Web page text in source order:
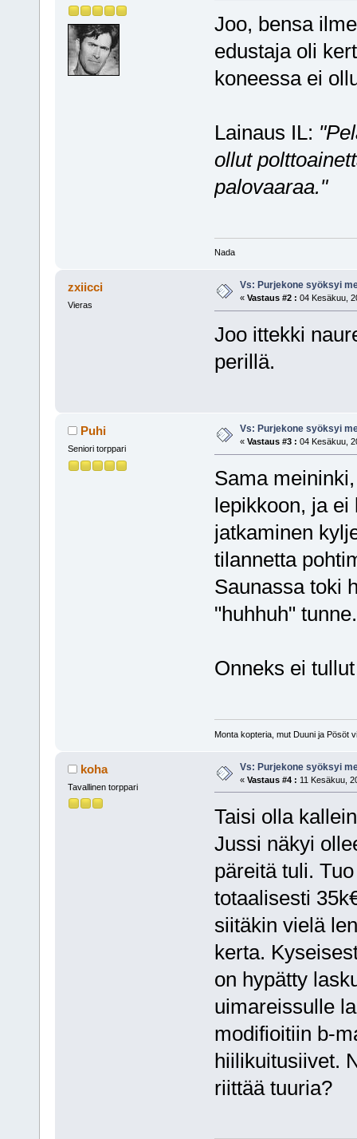
Joo, bensa
edustaja oli
koneessa ei
Lainaus IL:
ollut
palovaaraa."
Nada
zxiicci
Vieras
Vs: Purjekone syöksyi
« Vastaus #2 : 04 Kesäkuu,
Joo ittekki
perillä.
Puhi
Seniori torppari
Vs: Purjekone syöksyi
« Vastaus #3 : 04 Kesäkuu,
Sama
lepikkoon, ja ei
jatkaminen
tilannetta
Saunassa toki
"huhhuh" tunne.
Onneks ei
Monta kopteria, mut Duuni ja Pösöt
koha
Tavallinen torppari
Vs: Purjekone syöksyi
« Vastaus #4 : 11 Kesäkuu,
Taisi olla
Jussi näkyi
päreitä tuli.
totaalisesti
siitäkin vielä
kerta.
on hypätty
uimareissulle
modifioitiin b-
hiilikuitusiivet.
riittää tuuria?